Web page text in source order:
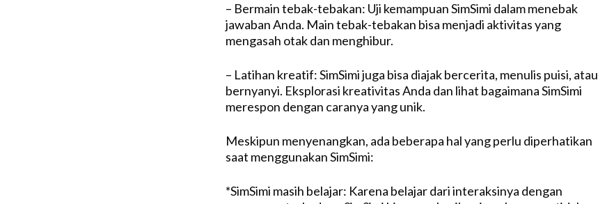
– Bermain tebak-tebakan: Uji kemampuan SimSimi dalam menebak
jawaban Anda. Main tebak-tebakan bisa menjadi aktivitas yang
mengasah otak dan menghibur.
– Latihan kreatif: SimSimi juga bisa diajak bercerita, menulis puisi, atau
bernyanyi. Eksplorasi kreativitas Anda dan lihat bagaimana SimSimi
merespon dengan caranya yang unik.
Meskipun menyenangkan, ada beberapa hal yang perlu diperhatikan
saat menggunakan SimSimi:
*SimSimi masih belajar: Karena belajar dari interaksinya dengan